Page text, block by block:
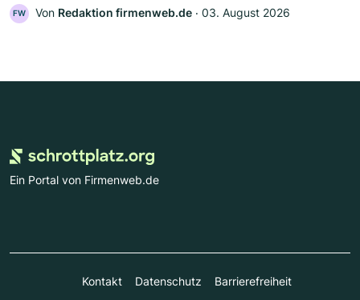
FW Von Redaktion firmenweb.de ‧ 03. August 2026
Ein Portal von Firmenweb.de
Kontakt Datenschutz
Barrierefreiheit